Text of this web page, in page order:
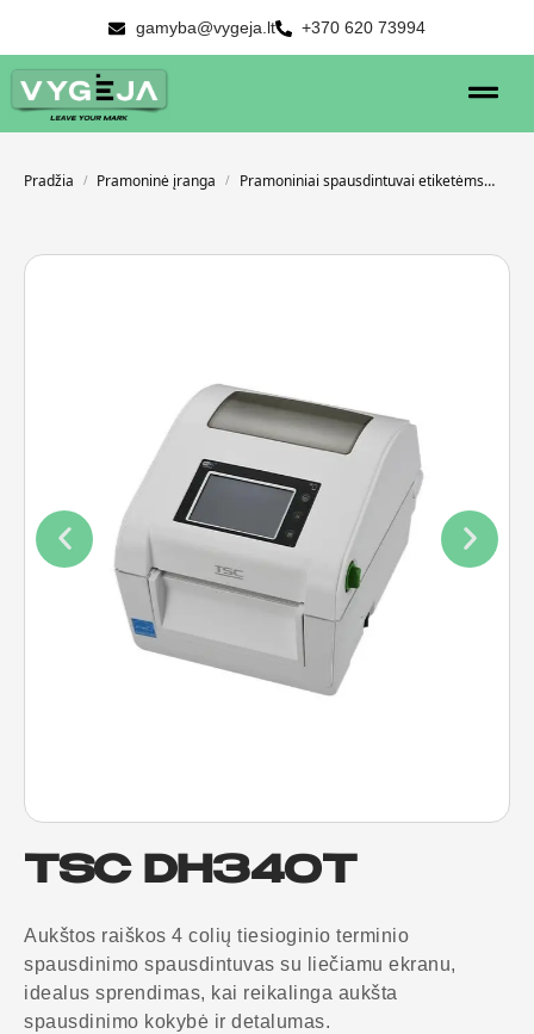
gamyba@vygeja.lt +370 620 73994
Pradžia / Pramoninė įranga / Pramoniniai spausdintuvai etiketėms
TSC DH340T
Aukštos raiškos 4 colių tiesioginio terminio
spausdinimo spausdintuvas su liečiamu ekranu,
idealus sprendimas, kai reikalinga aukšta
spausdinimo kokybė ir detalumas.